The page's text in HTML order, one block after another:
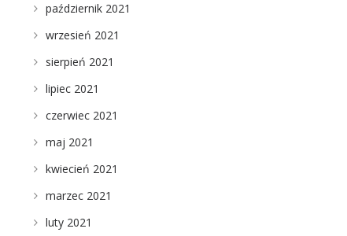
październik 2021
wrzesień 2021
sierpień 2021
lipiec 2021
czerwiec 2021
maj 2021
kwiecień 2021
marzec 2021
luty 2021